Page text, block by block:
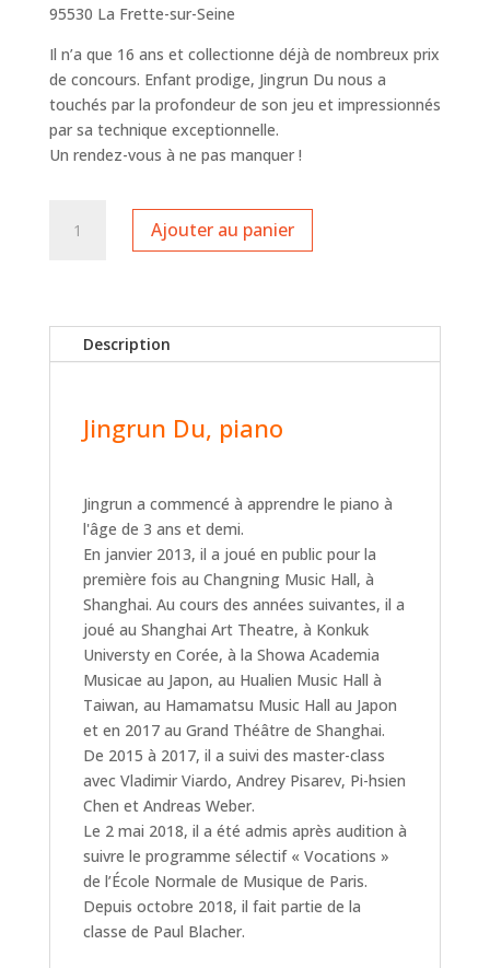
95530 La Frette-sur-Seine
Il n’a que 16 ans et collectionne déjà de nombreux prix
de concours. Enfant prodige, Jingrun Du nous a
touchés par la profondeur de son jeu et impressionnés
par sa technique exceptionnelle.
Un rendez-vous à ne pas manquer !
Ajouter au panier
Description
Jingrun Du, piano
Jingrun a commencé à apprendre le piano à
l'âge de 3 ans et demi.
En janvier 2013, il a joué en public pour la
première fois au Changning Music Hall, à
Shanghai. Au cours des années suivantes, il a
joué au Shanghai Art Theatre, à Konkuk
Universty en Corée, à la Showa Academia
Musicae au Japon, au Hualien Music Hall à
Taiwan, au Hamamatsu Music Hall au Japon
et en 2017 au Grand Théâtre de Shanghai.
De 2015 à 2017, il a suivi des master-class
avec Vladimir Viardo, Andrey Pisarev, Pi-hsien
Chen et Andreas Weber.
Le 2 mai 2018, il a été admis après audition à
suivre le programme sélectif « Vocations »
de l’École Normale de Musique de Paris.
Depuis octobre 2018, il fait partie de la
classe de Paul Blacher.